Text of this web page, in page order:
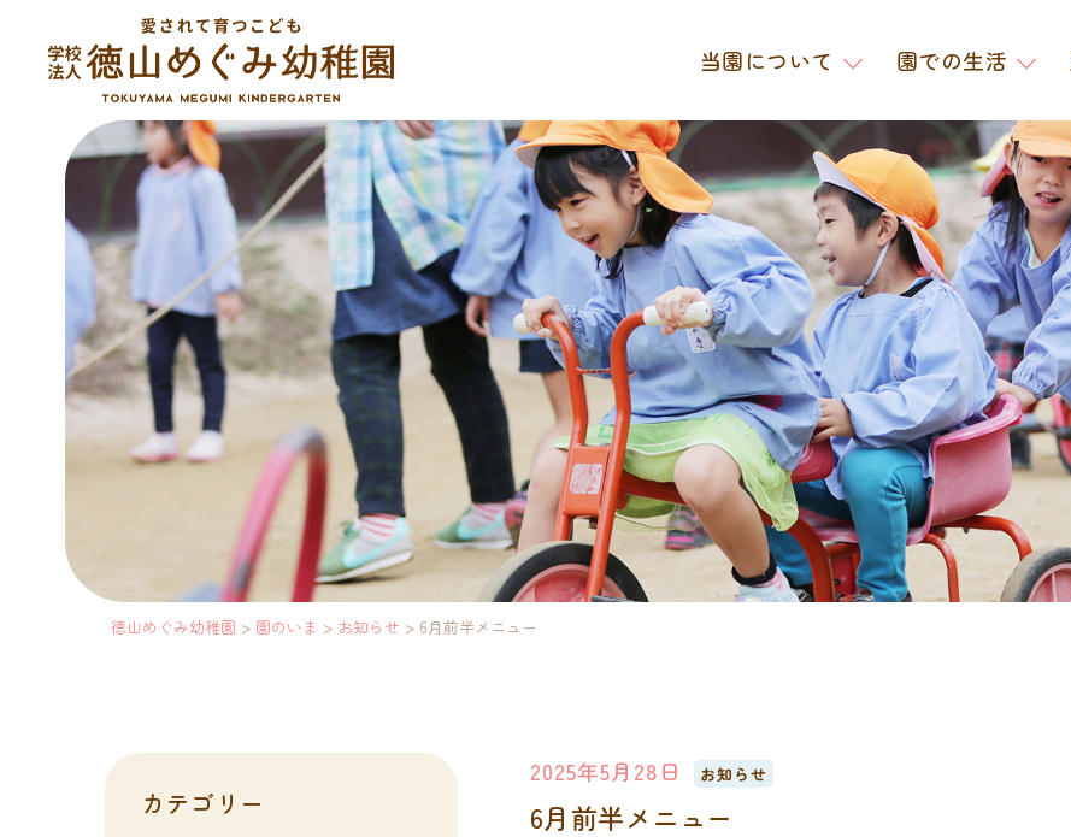
当園について 園での生活
徳山めぐみ幼稚園 > 園のいま > お知らせ > 6月前半メニュー
2025年5月28日 お知らせ
6月前半メニュー
カテゴリー